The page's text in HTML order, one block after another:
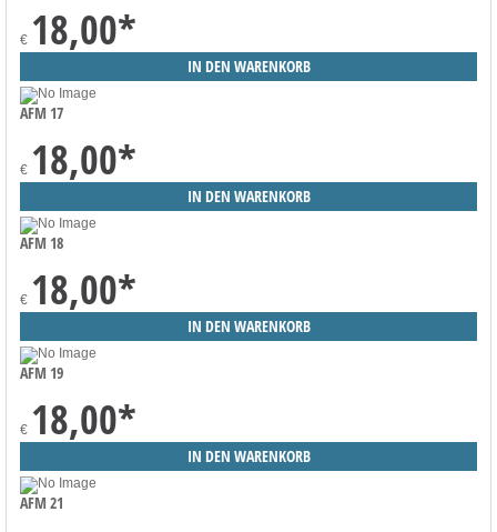
€ 18,00*
AFM 17
€ 18,00*
AFM 18
€ 18,00*
AFM 19
€ 18,00*
AFM 21